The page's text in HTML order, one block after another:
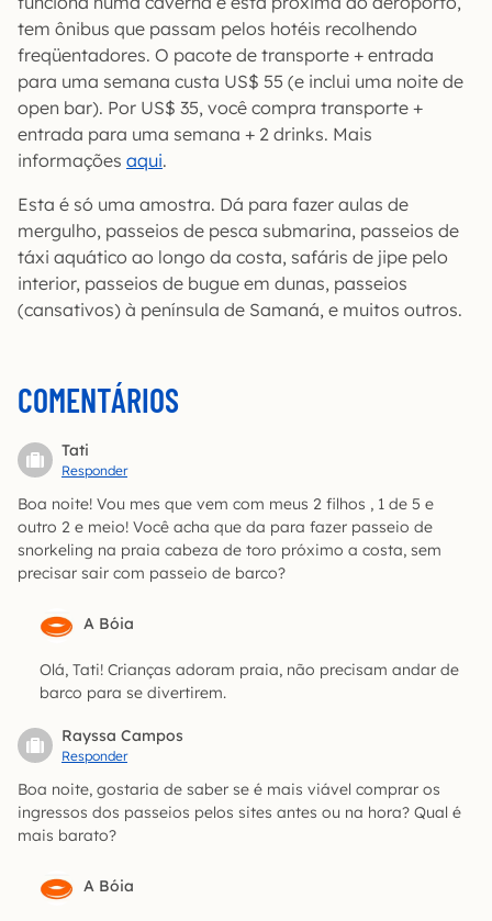
tem ônibus que passam pelos hotéis recolhendo
freqüentadores. O pacote de transporte + entrada
para uma semana custa US$ 55 (e inclui uma noite de
open bar). Por US$ 35, você compra transporte +
entrada para uma semana + 2 drinks. Mais
informações aqui.
Esta é só uma amostra. Dá para fazer aulas de
mergulho, passeios de pesca submarina, passeios de
táxi aquático ao longo da costa, safáris de jipe pelo
interior, passeios de bugue em dunas, passeios
(cansativos) à península de Samaná, e muitos outros.
COMENTÁRIOS
Tati
Responder
Boa noite! Vou mes que vem com meus 2 filhos , 1 de 5 e
outro 2 e meio! Você acha que da para fazer passeio de
snorkeling na praia cabeza de toro próximo a costa, sem
precisar sair com passeio de barco?
A Bóia
Olá, Tati! Crianças adoram praia, não precisam andar de
barco para se divertirem.
Rayssa Campos
Responder
Boa noite, gostaria de saber se é mais viável comprar os
ingressos dos passeios pelos sites antes ou na hora? Qual é
mais barato?
A Bóia